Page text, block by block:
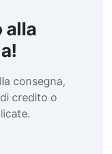
alla
consegna,
credito o